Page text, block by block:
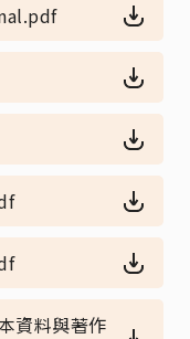
資料與著作